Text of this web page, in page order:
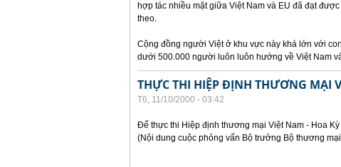
hợp tác nhiều mặt giữa Việt Nam và EU đã đạt
theo.
Cộng đồng người Việt ở khu vực này khá lớn với
dưới 500.000 người luôn luôn hướng về Việt Nam
THỰC THI HIỆP ĐỊNH THƯƠNG MẠI
T6, 11/10/2000 - 03:42
Để thực thi Hiệp định thương mại Việt Nam - Hoa Kỳ
(Nội dung cuộc phỏng vấn Bộ trưởng Bộ thương